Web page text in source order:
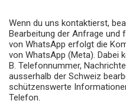
Wenn du uns kontaktierst,
Bearbeitung der Anfrage und
von WhatsApp erfolgt die
von WhatsApp (Meta). Dabei
B. Telefonnummer,
ausserhalb der Schweiz
schützenswerte
Telefon.